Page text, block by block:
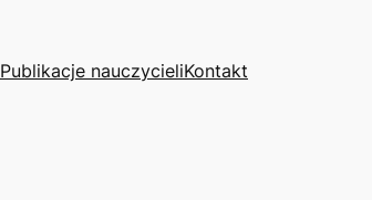
Publikacje nauczycieliKontakt